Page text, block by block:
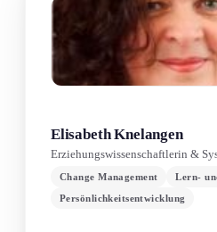
Elisabeth Knelangen
Erziehungswissenschaftlerin &
Change Management
Lern-
Persönlichkeitsentwicklung